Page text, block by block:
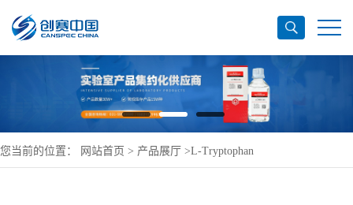
您当前的位置： 网站首页 > 产品展厅 >L-Tryptophan